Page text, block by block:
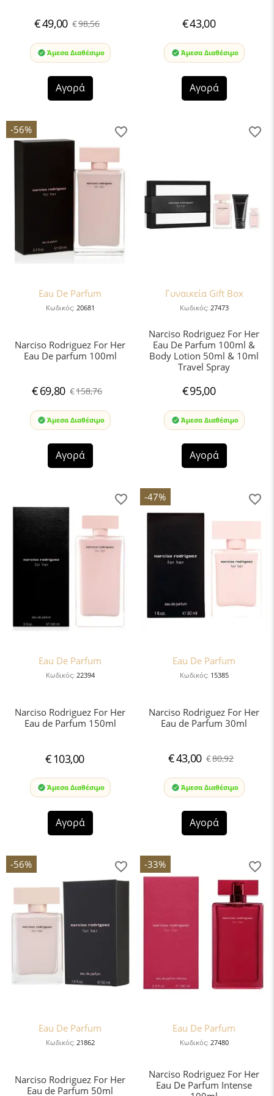
€98,56
€49,00
Άμεσα Διαθέσιμο
Αγορά
€43,00
Άμεσα Διαθέσιμο
Αγορά
-56%
Eau De Parfum
Κωδικός: 20681
Narciso Rodriguez For Her
Eau De parfum 100ml
€158,76
€69,80
Άμεσα Διαθέσιμο
Αγορά
Γυναικεία Gift Box
Κωδικός: 27473
Narciso Rodriguez For Her
Eau De Parfum 100ml &
Body Lotion 50ml & 10ml
Travel Spray
€95,00
Άμεσα Διαθέσιμο
Αγορά
Eau De Parfum
Κωδικός: 22394
Narciso Rodriguez For Her
Eau de Parfum 150ml
€ 103,00
Άμεσα Διαθέσιμο
Αγορά
-47%
Eau De Parfum
Κωδικός: 15385
Narciso Rodriguez For Her
Eau de Parfum 30ml
€80,92
€43,00
Άμεσα Διαθέσιμο
Αγορά
-56%
Eau De Parfum
Κωδικός: 21862
Narciso Rodriguez For Her
Eau de Parfum 50ml
-33%
Eau De Parfum
Κωδικός: 27480
Narciso Rodriguez For Her
Eau De Parfum Intense